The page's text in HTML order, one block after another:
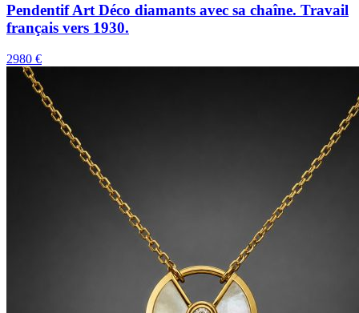
Pendentif Art Déco diamants avec sa chaîne. Travail
français vers 1930.
2980 €